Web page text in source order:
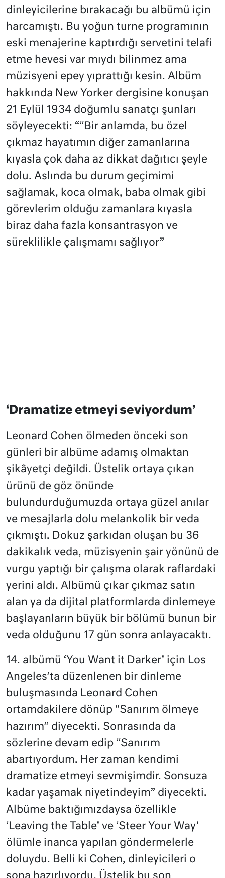
dinleyicilerine bırakacağı bu albümü için
harcamıştı. Bu yoğun turne programının
eski menajerine kaptırdığı servetini telafi
etme hevesi var mıydı bilinmez ama
müzisyeni epey yıprattığı kesin. Albüm
hakkında New Yorker dergisine konuşan
21 Eylül 1934 doğumlu sanatçı şunları
söyleyecekti: ““Bir anlamda, bu özel
çıkmaz hayatımın diğer zamanlarına
kıyasla çok daha az dikkat dağıtıcı şeyle
dolu. Aslında bu durum geçimimi
sağlamak, koca olmak, baba olmak gibi
görevlerim olduğu zamanlara kıyasla
biraz daha fazla konsantrasyon ve
süreklilikle çalışmamı sağlıyor”
‘Dramatize etmeyi seviyordum’
Leonard Cohen ölmeden önceki son
günleri bir albüme adamış olmaktan
şikâyetçi değildi. Üstelik ortaya çıkan
ürünü de göz önünde
bulundurduğumuzda ortaya güzel anılar
ve mesajlarla dolu melankolik bir veda
çıkmıştı. Dokuz şarkıdan oluşan bu 36
dakikalık veda, müzisyenin şair yönünü de
vurgu yaptığı bir çalışma olarak raflardaki
yerini aldı. Albümü çıkar çıkmaz satın
alan ya da dijital platformlarda dinlemeye
başlayanların büyük bir bölümü bunun bir
veda olduğunu 17 gün sonra anlayacaktı.
14. albümü ‘You Want it Darker’ için Los
Angeles’ta düzenlenen bir dinleme
buluşmasında Leonard Cohen
ortamdakilere dönüp “Sanırım ölmeye
hazırım” diyecekti. Sonrasında da
sözlerine devam edip “Sanırım
abartıyordum. Her zaman kendimi
dramatize etmeyi sevmişimdir. Sonsuza
kadar yaşamak niyetindeyim” diyecekti.
Albüme baktığımızdaysa özellikle
‘Leaving the Table’ ve ‘Steer Your Way’
ölümle inanca yapılan göndermelerle
doluydu. Belli ki Cohen, dinleyicileri o